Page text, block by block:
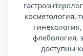
косметология,
флебология,
доступны